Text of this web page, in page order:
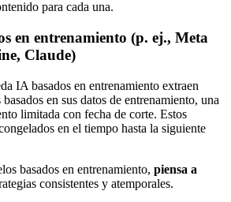
para cada una.
en entrenamiento (p. ej., Meta
Claude)
IA basados en entrenamiento extraen
basados en sus datos de entrenamiento, una
limitada con fecha de corte. Estos
en el tiempo hasta la siguiente
basados en entrenamiento, piensa a
consistentes y atemporales.